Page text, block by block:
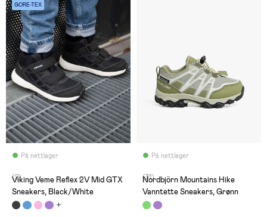
GORE-TEX
På nettlager
(2)
Viking Veme Reflex 2V Mid GTX
Sneakers, Black/White
På nettlager
(31)
Nordbjörn Mountains Hike
Vanntette Sneakers, Grønn